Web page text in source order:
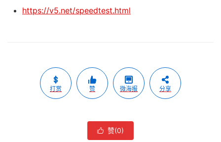
https://v5.net/speedtest.html
打赏 赞 微海报 分享
 赞(0)